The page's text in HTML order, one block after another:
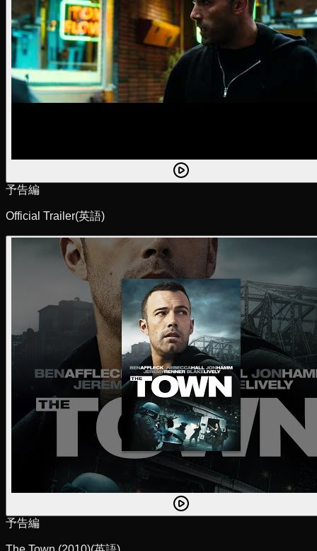
予告編
Official Trailer(英語)
予告編